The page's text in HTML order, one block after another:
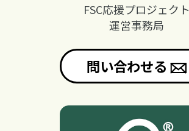
FSC応援プロジェクト
運営事務局
問い合わせる